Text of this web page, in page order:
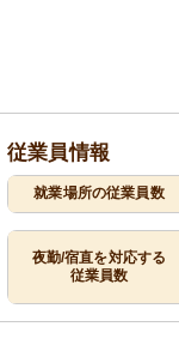
従業員情報
就業場所の従業員数
夜勤/宿直を対応する
従業員数